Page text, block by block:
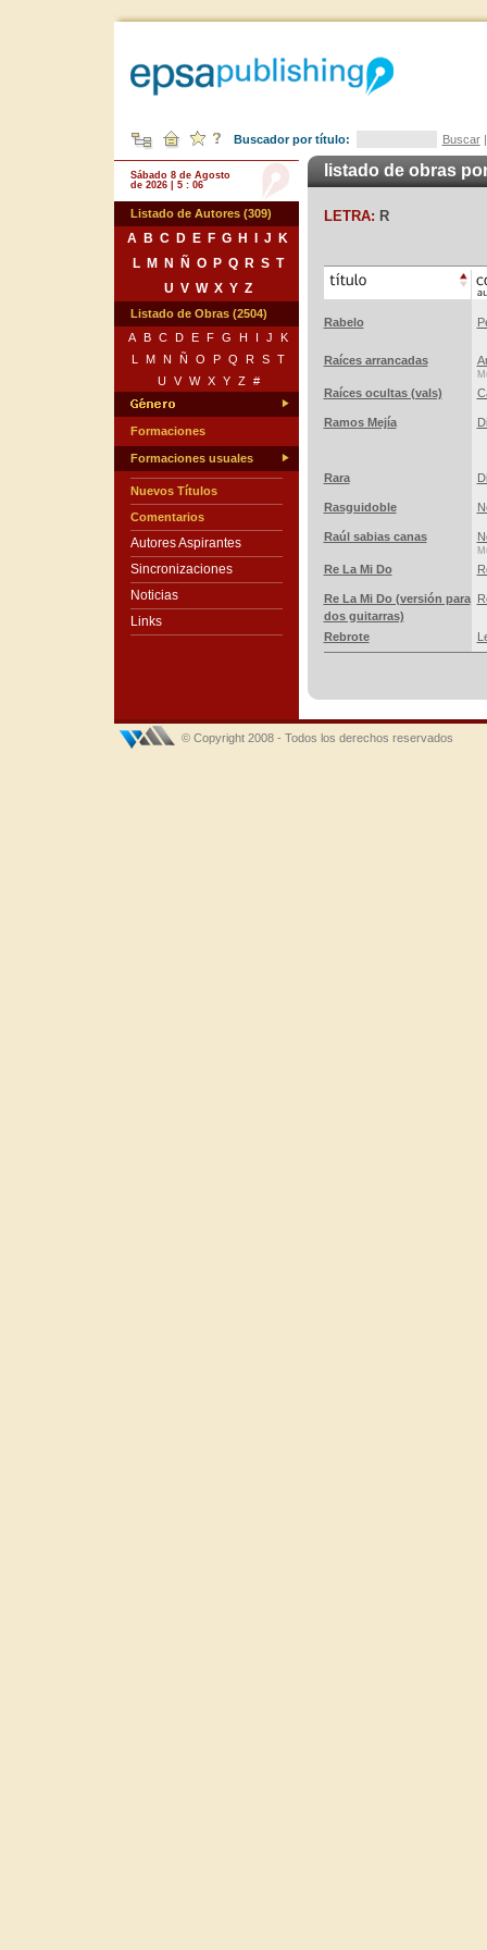
Buscador por título: Buscar
Sábado 8 de Agosto
de 2026 | 5 : 06
Listado de Autores (309)
A B C D E F G H J
K
L
M N Ñ O P Q R S T
U V W X Y Z
Listado de Obras (2504)
A
B C D E F G H I J
K
L
M N Ñ O P Q R S T
U
V W X Y Z #
Formaciones
Formaciones usuales
Nuevos Títulos
Comentarios
Autores Aspirantes
Sincronizaciones
Noticias
Links
listado de obras
LETRA: R
Rabelo
Raíces arrancadas
Raíces ocultas (vals)
Ramos Mejía
Rara
Rasguidoble
Raúl sabias canas
Re La Mi Do
Re La Mi Do (versión para
dos guitarras)
Rebrote
© Copyright 2008 - Todos los derechos reservados